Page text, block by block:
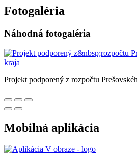
Fotogaléria
Náhodná fotogaléria
Projekt podporený z rozpočtu
Mobilná aplikácia